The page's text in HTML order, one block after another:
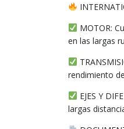
MOTOR:
en las largas
rendimiento
EJES Y
largas